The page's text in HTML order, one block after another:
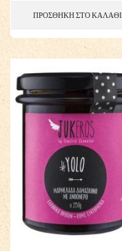
ΠΡΟΣΘΗΚΗ ΣΤΟ ΚΑΛΑΘΙ